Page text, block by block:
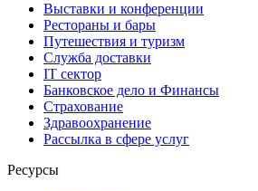
Выставки и конференции
Рестораны и бары
Путешествия и туризм
Служба доставки
IT сектор
Банковское дело и Финансы
Страхование
Здравоохранение
Рассылка в сфере услуг
Ресурсы